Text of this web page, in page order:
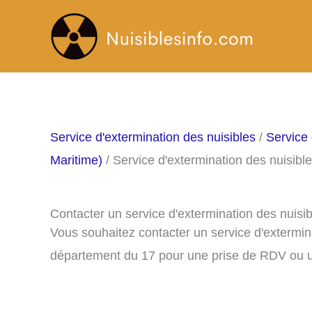
Service d'extermination des nuisibles / Service
Maritime) / Service d'extermination des
Contacter un service d'extermination des
Vous souhaitez contacter un service
département du 17 pour une prise de RDV ou